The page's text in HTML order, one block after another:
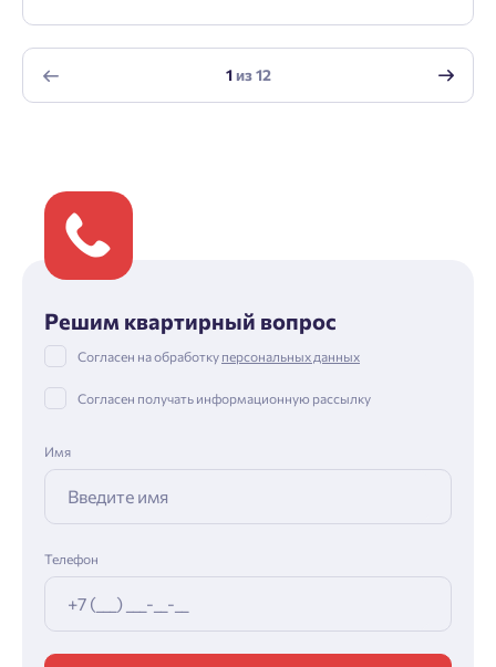
1из12
Решим квартирный вопрос
Согласен на обработку персональных данных
Согласен получать информационную рассылку
Имя
Телефон